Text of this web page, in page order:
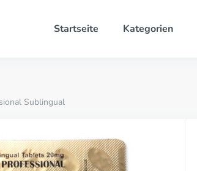
Startseite Kategorien
Sublingual